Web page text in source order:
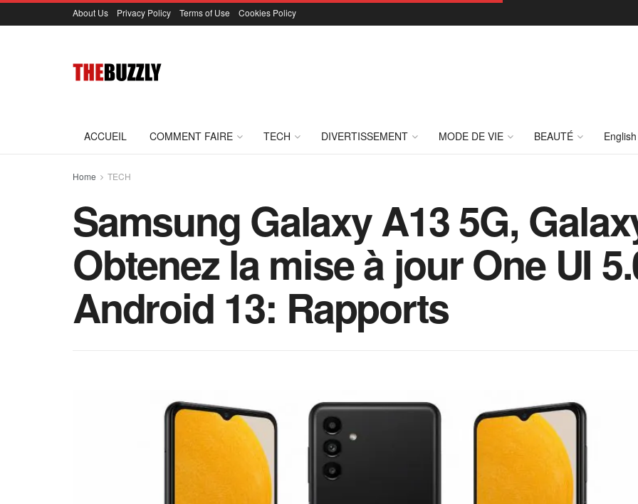
About Us Privacy Policy Terms of Use Cookies Policy
ACCUEIL COMMENT FAIRE TECH DIVERTISSEMENT MODE DE VIE BEAUTÉ
Home TECH
Samsung Galaxy A13 5G,
Obtenez la mise à jour One UI
Android 13: Rapports